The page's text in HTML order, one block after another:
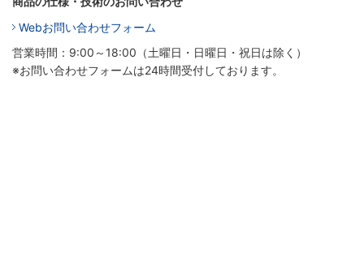
Webお問い合わせフォーム
営業時間：9:00～18:00（土曜日・日曜日・祝日は除く）
※お問い合わせフォームは24時間受付しております。